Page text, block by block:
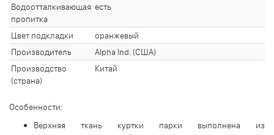
Водоотталкивающая
пропитка
есть
Цвет подкладки
оранжевый
Производитель
Alpha Ind. (США)
Производство
(страна)
Китай
Особенности:
Верхняя ткань куртки парки выполнена из